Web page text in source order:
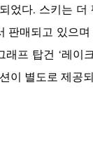
었다. 스키는 더
판매되고 있으며
래프 탑건 ‘레이
이 별도로 제공